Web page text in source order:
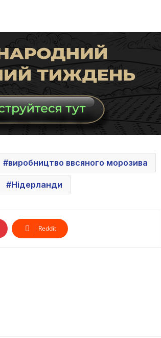
виробництво ввсяного морозива
Нідерланди
Reddit